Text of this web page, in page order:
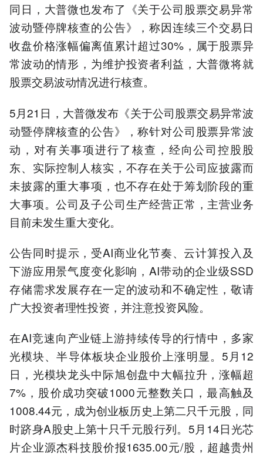
同日，大普微也发布了《关于公司股票交易异常
波动暨停牌核查的公告》，称因连续三个交易日
收盘价格涨幅偏离值累计超过30%，属于股票异
常波动的情形，为维护投资者利益，大普微将就
股票交易波动情况进行核查。
5月21日，大普微发布《关于公司股票交易异常波
动暨停牌核查的公告》，称针对公司股票异常波
动，对有关事项进行了核查，经向公司控股股
东、实际控制人核实，不存在关于公司应披露而
未披露的重大事项，也不存在处于筹划阶段的重
大事项。公司及子公司生产经营正常，主营业务
目前未发生重大变化。
公告同时提示，受AI商业化节奏、云计算投入及
下游应用景气度变化影响，AI带动的企业级SSD
存储需求发展存在一定的波动和不确定性，敬请
广大投资者理性投资，并注意投资风险。
在AI竞速向产业链上游持续传导的行情中，多家
光模块、半导体板块企业股价上涨明显。5月12
日，光模块龙头中际旭创盘中大幅拉升，涨幅超
7%，股价成功突破1000元整数关口，最高触及
1008.44元，成为创业板历史上第二只千元股，同
时跻身A股史上第十只千元股行列。5月14日光芯
片企业源杰科技股价报1635.00元/股，超越贵州